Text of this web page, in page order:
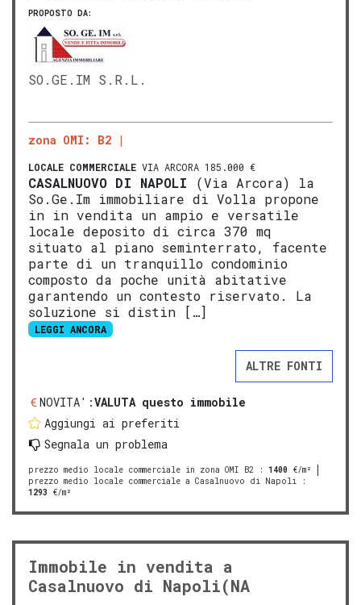
PROPOSTO DA:
SO.GE.IM S.R.L.
zona OMI: B2
LOCALE COMMERCIALE VIA ARCORA 185.000 €
CASALNUOVO DI NAPOLI (Via Arcora) la
So.Ge.Im immobiliare di Volla propone
in in vendita un ampio e versatile
locale deposito di circa 370 mq
situato al piano seminterrato, facente
parte di un tranquillo condominio
composto da poche unità abitative
garantendo un contesto riservato. La
soluzione si distin […]
LEGGI ANCORA
ALTRE FONTI
NOVITA':VALUTA questo immobile
Aggiungi ai preferiti
Segnala un problema
prezzo medio locale commerciale in zona OMI B2 : 1400 €/m²
prezzo medio locale commerciale a Casalnuovo di Napoli :
1293 €/m²
Immobile in vendita a
Casalnuovo di Napoli(NA